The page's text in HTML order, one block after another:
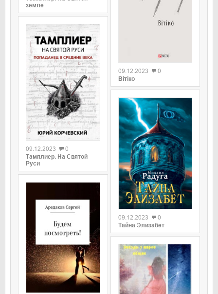
земле
09.12.2023
0
Тамплиер. На Святой
Руси
09.12.2023
0
Вітіко
09.12.2023
0
Тайна Элизабет